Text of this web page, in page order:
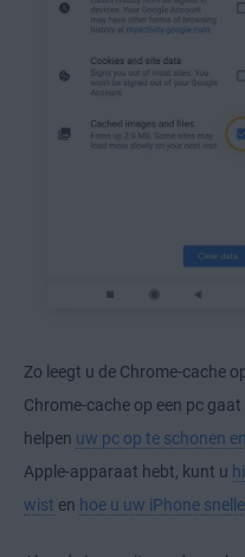
Zo leegt u de Chrome-cache
Chrome-cache op een pc
helpen uw pc op te schonen
Apple-apparaat hebt, kunt u
wist en hoe u uw iPhone